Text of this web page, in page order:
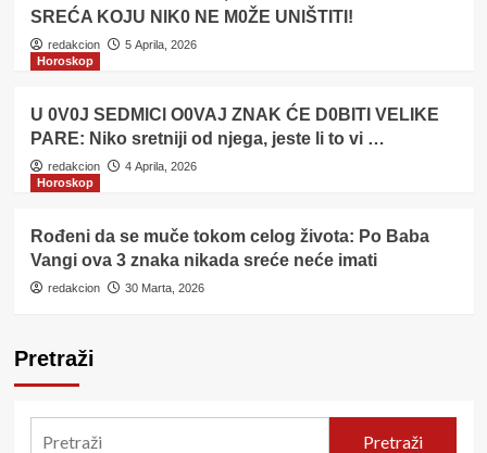
SREĆA KOJU NlK0 NE M0ŽE UNlŠTITI!
redakcion
5 Aprila, 2026
Horoskop
U 0V0J SEDMlCl O0VAJ ZNAK ĆE D0BITI VELIKE
PARE: Niko sretniji od njega, jeste li to vi …
redakcion
4 Aprila, 2026
Horoskop
Rođeni da se muče tokom celog života: Po Baba
Vangi ova 3 znaka nikada sreće neće imati
redakcion 30 Marta, 2026
Pretraži
Pretraži